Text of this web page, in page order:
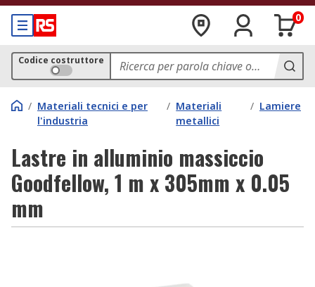
0
Codice costruttore
/ Materiali tecnici e per
l'industria
/ Materiali
metallici
/ Lamiere
Lastre in alluminio massiccio
Goodfellow, 1 m x 305mm x 0.05
mm